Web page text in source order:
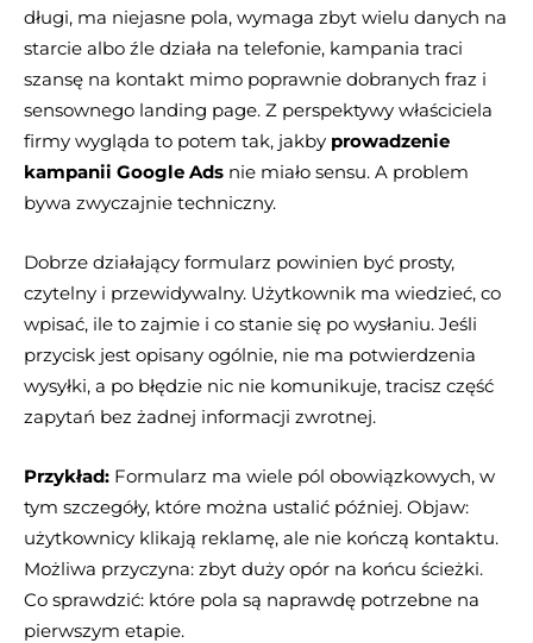
długi, ma niejasne pola, wymaga zbyt wielu danych na
starcie albo źle działa na telefonie, kampania traci
szansę na kontakt mimo poprawnie dobranych fraz i
sensownego landing page. Z perspektywy właściciela
firmy wygląda to potem tak, jakby prowadzenie
kampanii Google Ads nie miało sensu. A problem
bywa zwyczajnie techniczny.
Dobrze działający formularz powinien być prosty,
czytelny i przewidywalny. Użytkownik ma wiedzieć, co
wpisać, ile to zajmie i co stanie się po wysłaniu. Jeśli
przycisk jest opisany ogólnie, nie ma potwierdzenia
wysyłki, a po błędzie nic nie komunikuje, tracisz część
zapytań bez żadnej informacji zwrotnej.
Przykład: Formularz ma wiele pól obowiązkowych, w
tym szczegóły, które można ustalić później. Objaw:
użytkownicy klikają reklamę, ale nie kończą kontaktu.
Możliwa przyczyna: zbyt duży opór na końcu ścieżki.
Co sprawdzić: które pola są naprawdę potrzebne na
pierwszym etapie.